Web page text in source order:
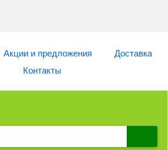
Акции и предложения
Доставка
Контакты